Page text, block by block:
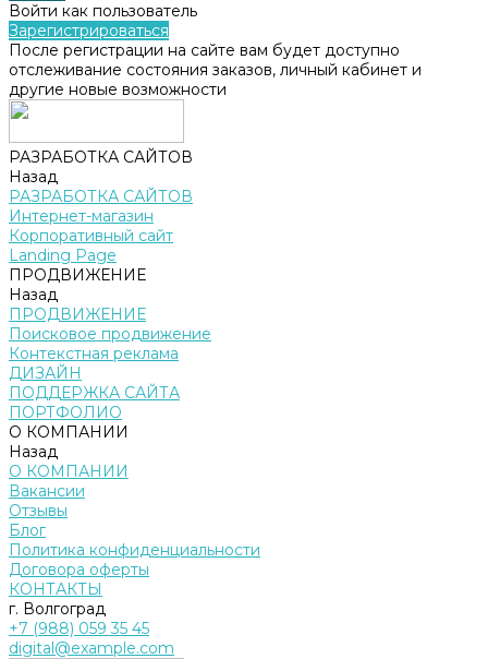
Войти как пользователь
Зарегистрироваться
После регистрации на сайте вам будет доступно
отслеживание состояния заказов, личный кабинет и
другие новые возможности
РАЗРАБОТКА САЙТОВ
Назад
РАЗРАБОТКА САЙТОВ
Интернет-магазин
Корпоративный сайт
Landing Page
ПРОДВИЖЕНИЕ
Назад
ПРОДВИЖЕНИЕ
Поисковое продвижение
Контекстная реклама
ДИЗАЙН
ПОДДЕРЖКА САЙТА
ПОРТФОЛИО
О КОМПАНИИ
Назад
О КОМПАНИИ
Вакансии
Отзывы
Блог
Политика конфиденциальности
Договора оферты
КОНТАКТЫ
г. Волгоград
+7 (988) 059 35 45
digital@example.com